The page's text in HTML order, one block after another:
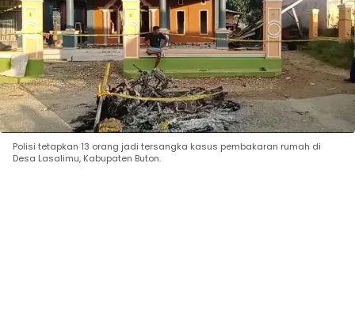
Polisi tetapkan 13 orang jadi tersangka kasus pembakaran rumah di
Desa Lasalimu, Kabupaten Buton.